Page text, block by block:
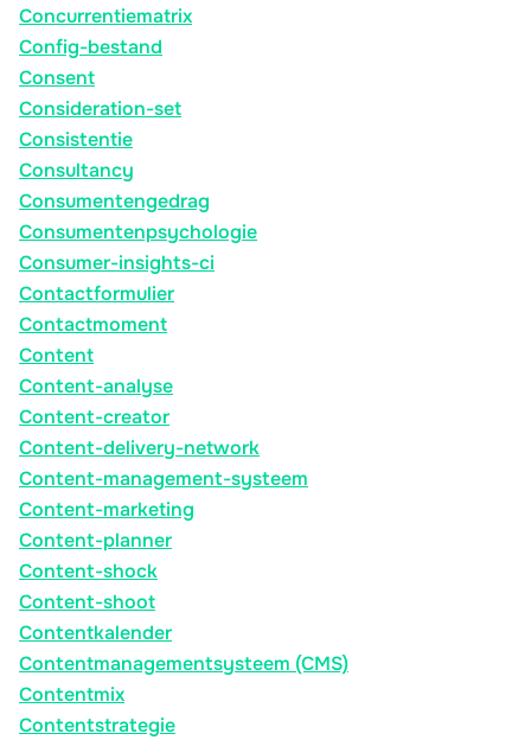
Concurrentiematrix
Config-bestand
Consent
Consideration-set
Consistentie
Consultancy
Consumentengedrag
Consumentenpsychologie
Consumer-insights-ci
Contactformulier
Contactmoment
Content
Content-analyse
Content-creator
Content-delivery-network
Content-management-systeem
Content-marketing
Content-planner
Content-shock
Content-shoot
Contentkalender
Contentmanagementsysteem (CMS)
Contentmix
Contentstrategie